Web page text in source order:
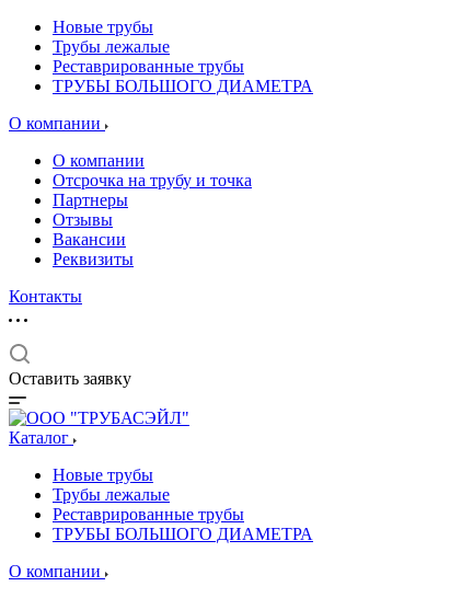
Новые трубы
Трубы лежалые
Реставрированные трубы
ТРУБЫ БОЛЬШОГО ДИАМЕТРА
О компании
О компании
Отсрочка на трубу и точка
Партнеры
Отзывы
Вакансии
Реквизиты
Контакты
Оставить заявку
Каталог
Новые трубы
Трубы лежалые
Реставрированные трубы
ТРУБЫ БОЛЬШОГО ДИАМЕТРА
О компании